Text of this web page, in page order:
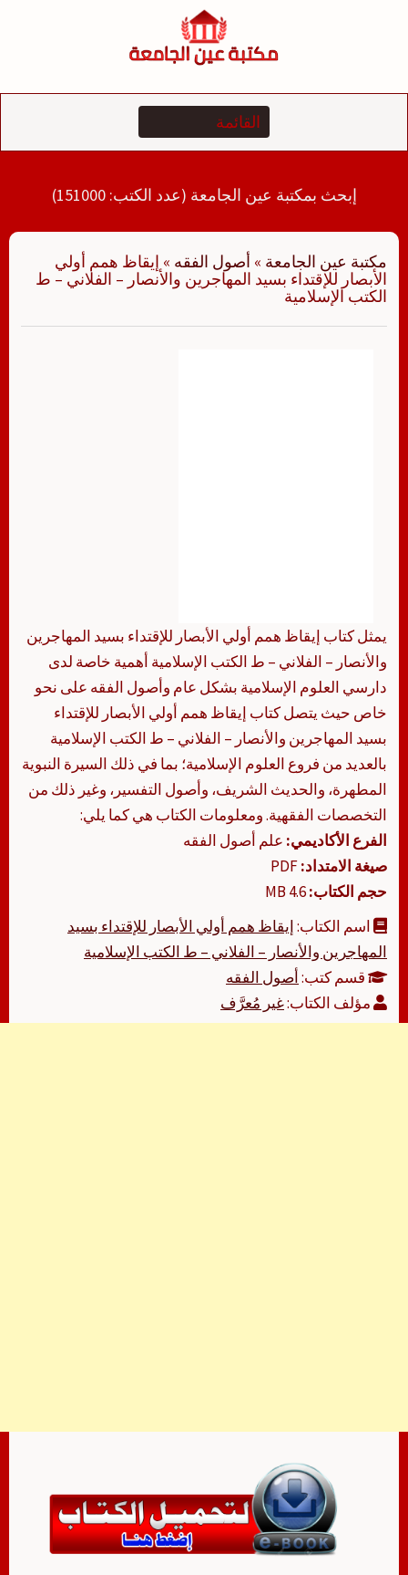
إبحث بمكتبة عين الجامعة (عدد الكتب: 151000)
مكتبة عين الجامعة » أصول الفقه » إيقاظ همم أولي
الأبصار للإقتداء بسيد المهاجرين والأنصار – الفلاني – ط
الكتب الإسلامية
يمثل كتاب إيقاظ همم أولي الأبصار للإقتداء بسيد المهاجرين
والأنصار – الفلاني – ط الكتب الإسلامية أهمية خاصة لدى
دارسي العلوم الإسلامية بشكل عام وأصول الفقه على نحو
خاص حيث يتصل كتاب إيقاظ همم أولي الأبصار للإقتداء
بسيد المهاجرين والأنصار – الفلاني – ط الكتب الإسلامية
بالعديد من فروع العلوم الإسلامية؛ بما في ذلك السيرة النبوية
المطهرة، والحديث الشريف، وأصول التفسير، وغير ذلك من
التخصصات الفقهية. ومعلومات الكتاب هي كما يلي:
الفرع الأكاديمي: علم أصول الفقه
صيغة الامتداد:
حجم الكتاب:
اسم الكتاب:إيقاظ همم أولي الأبصار للإقتداء بسيد
المهاجرين والأنصار – الفلاني – ط الكتب الإسلامية
قسم كتب:أصول الفقه
مؤلف الكتاب:غير مُعرَّف